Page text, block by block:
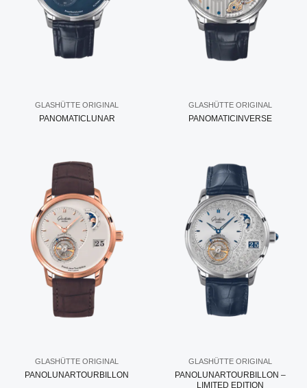
GLASHÜTTE ORIGINAL
PANOMATICLUNAR
GLASHÜTTE ORIGINAL
PANOMATICINVERSE
GLASHÜTTE ORIGINAL
PANOLUNARTOURBILLON
GLASHÜTTE ORIGINAL
PANOLUNARTOURBILLON –
LIMITED EDITION